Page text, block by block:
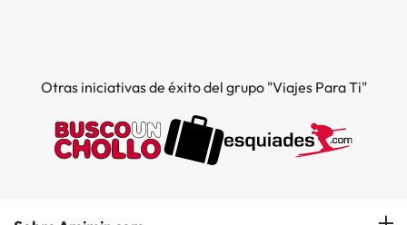
Otras iniciativas de éxito del grupo "Viajes Para Ti"